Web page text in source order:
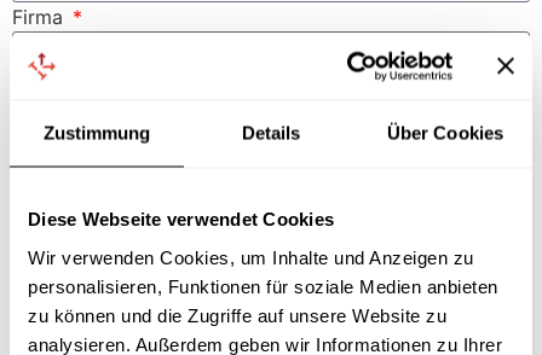
Zustimmung Details Über Cookies
Diese Webseite verwendet Cookies
Wir verwenden Cookies, um Inhalte und Anzeigen zu
personalisieren, Funktionen für soziale Medien anbieten
zu können und die Zugriffe auf unsere Website zu
analysieren. Außerdem geben wir Informationen zu Ihrer
Firma
Vorname
Nachname
Straße + Hausnr.